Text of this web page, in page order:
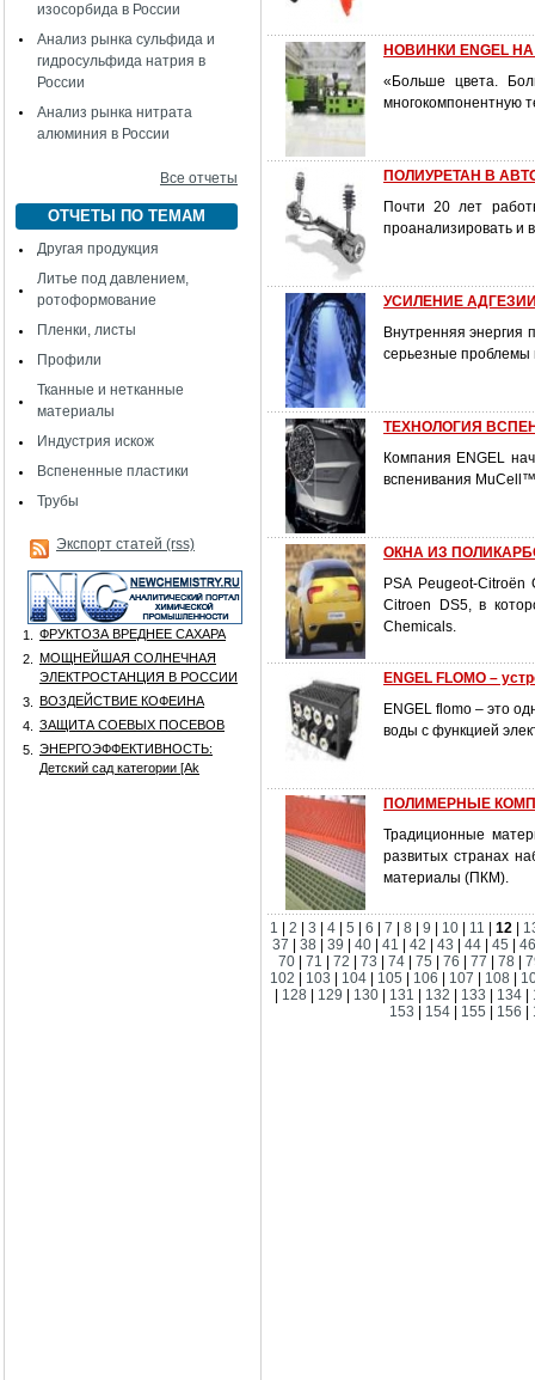
изосорбида в России
Анализ рынка сульфида и
гидросульфида натрия в
России
Анализ рынка нитрата
алюминия в России
Все отчеты
ОТЧЕТЫ ПО ТЕМАМ
Другая продукция
Литье под давлением,
ротоформование
Пленки, листы
Профили
Тканные и нетканные
материалы
Индустрия искож
Вспененные пластики
Трубы
Экспорт статей (rss)
1.
ФРУКТОЗА ВРЕДНЕЕ САХАРА
2.
МОЩНЕЙШАЯ СОЛНЕЧНАЯ
ЭЛЕКТРОСТАНЦИЯ В РОССИИ
3.
ВОЗДЕЙСТВИЕ КОФЕИНА
4.
ЗАЩИТА СОЕВЫХ ПОСЕВОВ
5.
ЭНЕРГОЭФФЕКТИВНОСТЬ:
Детский сад категории [Аk
НОВИНКИ ENGEL
«Больше цвета.
многокомпонентную
ПОЛИУРЕТАН В
Почти 20 лет
проанализировать и
УСИЛЕНИЕ
Внутренняя энергия
серьезные проблемы
ТЕХНОЛОГИЯ
Компания ENGEL
вспенивания
ОКНА ИЗ
PSA Peugeot-
Citroen DS5, в
Chemicals.
ENGEL FLOMO –
ENGEL flomo – это
воды с функцией
ПОЛИМЕРНЫЕ
Традиционные
развитых странах
материалы (ПКМ).
1 2 3 4 5 6 7 8 9 10 11 12
37
|38 |39 |40 |41 |42 |43 |44 |45 |
70
71 72 73 74 75 76 77 78
102
103 104 105 106 107 108
128 129 130 131 132 133 134
153
154 155 156